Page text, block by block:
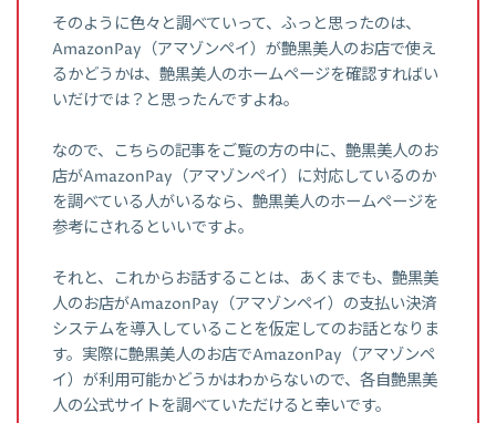
そのように色々と調べていって、ふっと思ったのは、
AmazonPay（アマゾンペイ）が艶黒美人のお店で使え
るかどうかは、艶黒美人のホームページを確認すればい
いだけでは？と思ったんですよね。
なので、こちらの記事をご覧の方の中に、艶黒美人のお
店がAmazonPay（アマゾンペイ）に対応しているのか
を調べている人がいるなら、艶黒美人のホームページを
参考にされるといいですよ。
それと、これからお話することは、あくまでも、艶黒美
人のお店がAmazonPay（アマゾンペイ）の支払い決済
システムを導入していることを仮定してのお話となりま
す。実際に艶黒美人のお店でAmazonPay（アマゾンペ
イ）が利用可能かどうかはわからないので、各自艶黒美
人の公式サイトを調べていただけると幸いです。